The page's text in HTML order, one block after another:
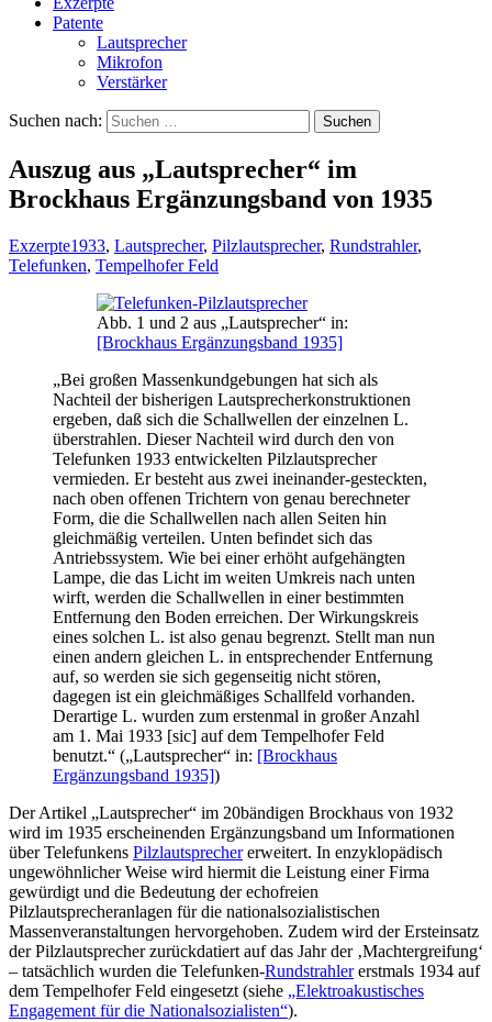
Patente
Lautsprecher
Mikrofon
Verstärker
Suchen nach:
Auszug aus „Lautsprecher“ im
Brockhaus Ergänzungsband von 1935
Exzerpte1933, Lautsprecher, Pilzlautsprecher, Rundstrahler,
Telefunken, Tempelhofer Feld
Abb. 1 und 2 aus „Lautsprecher“ in:
[Brockhaus Ergänzungsband 1935]
„Bei großen Massenkundgebungen hat sich als
Nachteil der bisherigen Lautsprecherkonstruktionen
ergeben, daß sich die Schallwellen der einzelnen L.
überstrahlen. Dieser Nachteil wird durch den von
Telefunken 1933 entwickelten Pilzlautsprecher
vermieden. Er besteht aus zwei ineinander-gesteckten,
nach oben offenen Trichtern von genau berechneter
Form, die die Schallwellen nach allen Seiten hin
gleichmäßig verteilen. Unten befindet sich das
Antriebssystem. Wie bei einer erhöht aufgehängten
Lampe, die das Licht im weiten Umkreis nach unten
wirft, werden die Schallwellen in einer bestimmten
Entfernung den Boden erreichen. Der Wirkungskreis
eines solchen L. ist also genau begrenzt. Stellt man nun
einen andern gleichen L. in entsprechender Entfernung
auf, so werden sie sich gegenseitig nicht stören,
dagegen ist ein gleichmäßiges Schallfeld vorhanden.
Derartige L. wurden zum erstenmal in großer Anzahl
am 1. Mai 1933 [sic] auf dem Tempelhofer Feld
benutzt.“ („Lautsprecher“ in: [Brockhaus
Ergänzungsband 1935])
Der Artikel „Lautsprecher“ im 20bändigen Brockhaus von 1932
wird im 1935 erscheinenden Ergänzungsband um Informationen
über Telefunkens Pilzlautsprechererweitert. In enzyklopädisch
ungewöhnlicher Weise wird hiermit die Leistung einer Firma
gewürdigt und die Bedeutung der echofreien
Pilzlautsprecheranlagen für die nationalsozialistischen
Massenveranstaltungen hervorgehoben. Zudem wird der Ersteinsatz
der Pilzlautsprecher zurückdatiert auf das Jahr der ‚Machtergreifung‘
– tatsächlich wurden die Telefunken-Rundstrahlererstmals 1934 auf
dem Tempelhofer Feld eingesetzt (siehe „Elektroakustisches
Engagement für die Nationalsozialisten“).